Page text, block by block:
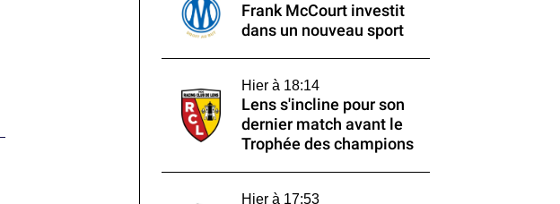
Frank McCourt investit
dans un nouveau sport
Hier à 18:14
Lens s'incline pour son
dernier match avant le
Trophée des champions
Hier à 17:53